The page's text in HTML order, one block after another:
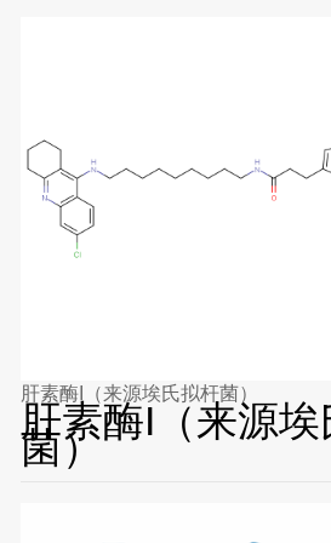
肝素酶I（来源埃氏拟杆菌）
肝素酶I（来源埃
菌）